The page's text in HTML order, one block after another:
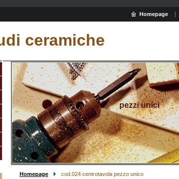
ceramiche
pezzi unici
Homepage cod.024 centrotavola pezzo unico
Homepage